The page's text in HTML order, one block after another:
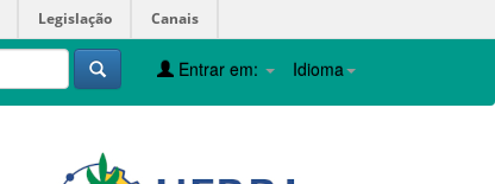
Legislação Canais
Idioma
Entrar em: